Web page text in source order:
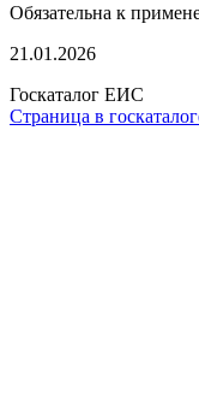
Обязательна к
21.01.2026
Госкаталог ЕИС
Страница в